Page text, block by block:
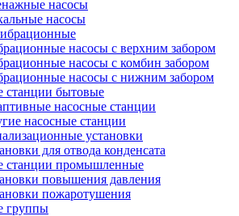
насосы
насосы
насосы с верхним забором
насосы с комбин забором
насосы с нижним забором
станции бытовые
насосные станции
насосные станции
установки
для отвода конденсата
станции промышленные
повышения давления
пожаротушения
группы